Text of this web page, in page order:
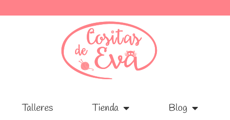
Talleres Tienda Blog
Talleres Tienda Blog